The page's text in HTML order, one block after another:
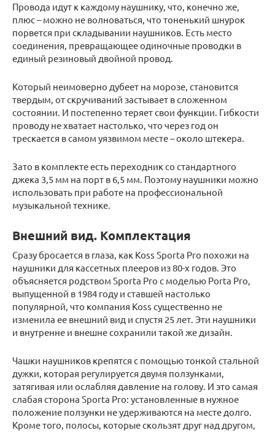
Провода идут к каждому наушнику, что, конечно же,
плюс – можно не волноваться, что тоненький шнурок
порвется при складывании наушников. Есть место
соединения, превращающее одиночные проводки в
единый резиновый двойной провод.
Который неимоверно дубеет на морозе, становится
твердым, от скручиваний застывает в сложенном
состоянии. И постепенно теряет свои функции. Гибкости
проводу не хватает настолько, что через год он
трескается в самом уязвимом месте – около штекера.
Зато в комплекте есть переходник со стандартного
джека 3,5 мм на порт в 6,5 мм. Поэтому наушники можно
использовать при работе на профессиональной
музыкальной технике.
Внешний вид. Комплектация
Сразу бросается в глаза, как Koss Sporta Pro похожи на
наушники для кассетных плееров из 80-х годов. Это
объясняется родством Sporta Pro с моделью Porta Pro,
выпущенной в 1984 году и ставшей настолько
популярной, что компания Koss существенно не
изменила ее внешний вид и спустя 25 лет. Эти наушники
и внутренне и внешне сохранили такой же дизайн.
Чашки наушников крепятся с помощью тонкой стальной
дужки, которая регулируется двумя ползунками,
затягивая или ослабляя давление на голову. И это самая
слабая сторона Sporta Pro: установленные в нужное
положение ползунки не удерживаются на месте долго.
Кроме того, полосы, которые скользят друг над другом,